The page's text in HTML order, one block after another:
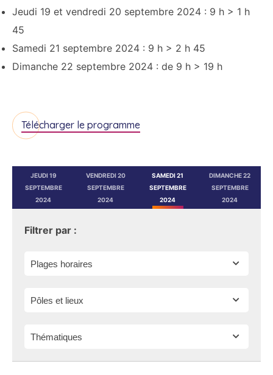
Jeudi 19 et vendredi 20 septembre 2024 : 9 h > 1 h
45
Samedi 21 septembre 2024 : 9 h > 2 h 45
Dimanche 22 septembre 2024 : de 9 h > 19 h
Télécharger le programme
JEUDI 19
SEPTEMBRE
2024
VENDREDI 20
SEPTEMBRE
2024
SAMEDI 21
SEPTEMBRE
2024
DIMANCHE 22
SEPTEMBRE
2024
Filtrer par :